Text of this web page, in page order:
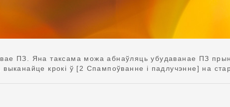
ПЗ. Яна таксама можа абнаўляць убудаванае ПЗ
крокі ў [2 Спампоўванне і падлучэнне] на